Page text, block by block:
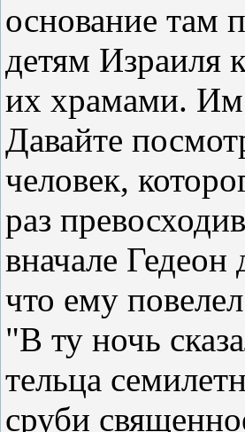
основание там
детям Израиля
их храмами. Им
Давайте
человек,
раз
вначале
что ему
"В ту ночь
тельца
сруби